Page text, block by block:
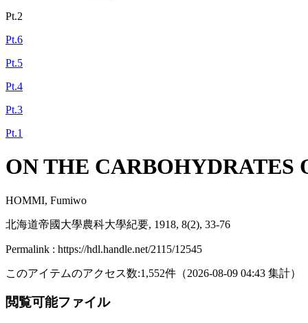
Pt.2
Pt.6
Pt.5
Pt.4
Pt.3
Pt.1
ON THE CARBOHYDRATES
HOMMI, Fumiwo
北海道帝國大學農科大學紀要, 1918, 8(2), 33-76
Permalink : https://hdl.handle.net/2115/12545
このアイテムのアクセス数:1,552件 （2026-08-09 04:43 集計）
閲覧可能ファイル